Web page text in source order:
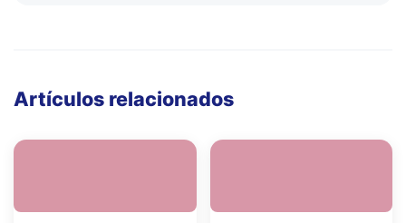
Artículos relacionados